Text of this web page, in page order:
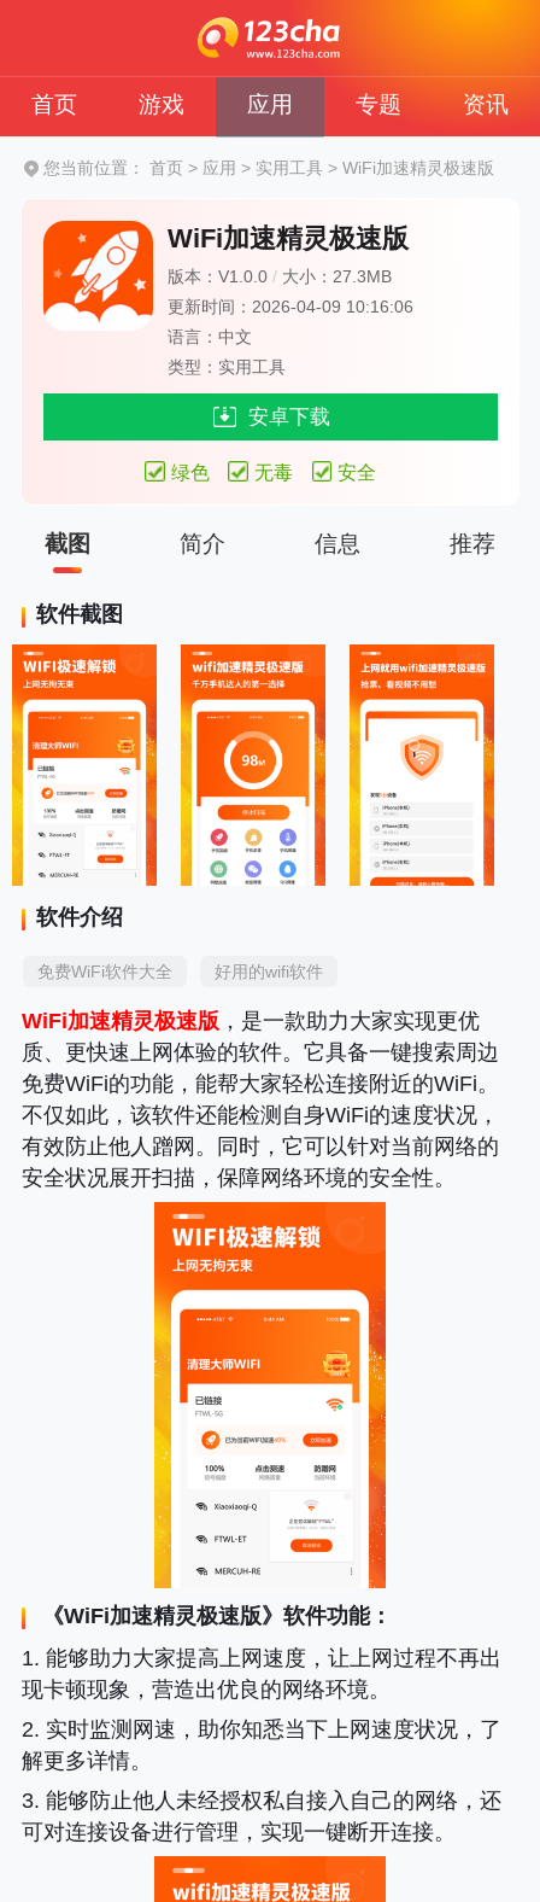
首页 游戏 应用 专题 资讯
您当前位置： 首页 > 应用 > 实用工具 >WiFi加速精灵极速版
WiFi加速精灵极速版
版本：V1.0.0/ 大小：27.3MB
更新时间：2026-04-09 10:16:06
语言：中文
类型：实用工具
安卓下载
绿色 无毒 安全
截图 简介 信息 推荐
软件截图
软件介绍
免费WiFi软件大全 好用的wifi软件
WiFi加速精灵极速版 ，是一款助力大家实现更优
质、更快速上网体验的软件。它具备一键搜索周边
免费WiFi的功能，能帮大家轻松连接附近的WiFi。
不仅如此，该软件还能检测自身WiFi的速度状况，
有效防止他人蹭网。同时，它可以针对当前网络的
安全状况展开扫描，保障网络环境的安全性。
《WiFi加速精灵极速版》软件功能：
1. 能够助力大家提高上网速度，让上网过程不再出
现卡顿现象，营造出优良的网络环境。
2. 实时监测网速，助你知悉当下上网速度状况，了
解更多详情。
3. 能够防止他人未经授权私自接入自己的网络，还
可对连接设备进行管理，实现一键断开连接。